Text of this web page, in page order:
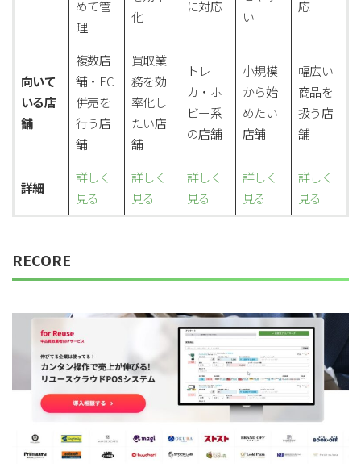
めて管
理
化
に対応
い
応
向いて
いる店
舗
複数店
舗・EC
併売を
行う店
舗
買取業
務を効
率化し
たい店
舗
トレ
カ・ホ
ビー系
の店舗
小規模
から始
めたい
店舗
幅広い
商品を
扱う店
舗
詳細
詳しく
見る
詳しく
見る
詳しく
見る
詳しく
見る
詳しく
見る
RECORE
forRetail小売業の方向けサービス
資料ダウンロードの一覧へ
forReuse中古買取業者向けサービス
資料ダウンロードの一覧へ
forRetail小売業の方向けサービス
お問い合わせフォームへ
forReuse中古買取業者向けサービス
お問い合わせフォームへ